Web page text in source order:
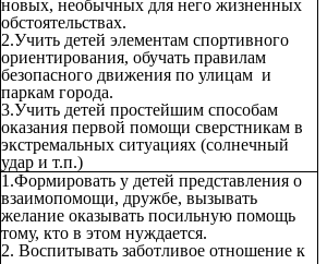
новых, необычных для него жизненных
обстоятельствах.
2.Учить детей элементам спортивного
ориентирования, обучать правилам
безопасного движения по улицам и
паркам города.
3.Учить детей простейшим способам
оказания первой помощи сверстникам в
экстремальных ситуациях (солнечный
удар и т.п.)
1.Формировать у детей представления о
взаимопомощи, дружбе, вызывать
желание оказывать посильную помощь
тому, кто в этом нуждается.
2. Воспитывать заботливое отношение к